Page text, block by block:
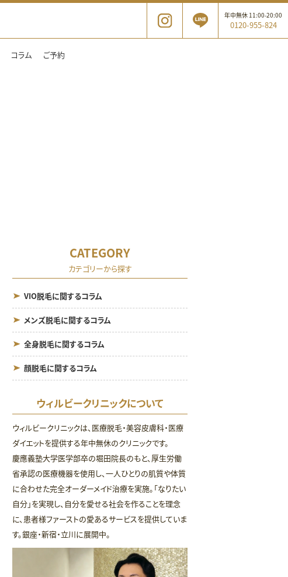
年中無休 11:00-20:00
0120-955-824
コラム ご予約
CATEGORY
カテゴリーから探す
VIO脱毛に関するコラム
メンズ脱毛に関するコラム
全身脱毛に関するコラム
顔脱毛に関するコラム
ウィルビークリニックについて
ウィルビークリニックは、医療脱毛・美容皮膚科・医療
ダイエットを提供する年中無休のクリニックです。
慶應義塾大学医学部卒の堀田院長のもと、厚生労働
省承認の医療機器を使用し、一人ひとりの肌質や体質
に合わせた完全オーダーメイド治療を実施。「なりたい
自分」を実現し、自分を愛せる社会を作ることを理念
に、患者様ファーストの愛あるサービスを提供していま
す。銀座・新宿・立川に展開中。